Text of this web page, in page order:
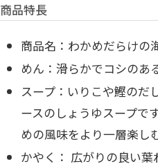
商品特長
商品名：わかめだらけ
めん：滑らかでコシのあ
スープ：いりこや鰹のだ
ースのしょうゆスープで
めの風味をより一層楽し
かやく： 広がりの良い